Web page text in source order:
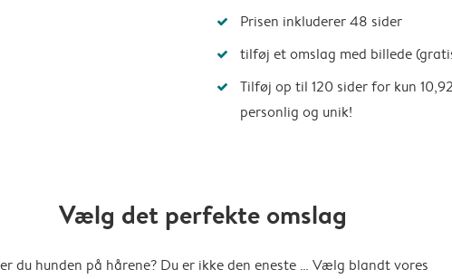
Prisen inkluderer 48 sider
tilføj et omslag med billede
Tilføj op til 120 sider for kun
personlig og unik!
Vælg det perfekte omslag
du hunden på hårene? Du er ikke den eneste … Vælg blandt vores